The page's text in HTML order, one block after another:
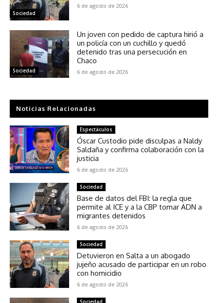
Sociedad
6 de agosto de 2026
Sociedad
Un joven con pedido de captura hirió a
un policía con un cuchillo y quedó
detenido tras una persecución en
Chaco
6 de agosto de 2026
Noticias Relacionadas
Espectáculos
Óscar Custodio pide disculpas a Naldy
Saldaña y confirma colaboración con la
justicia
6 de agosto de 2026
Sociedad
Base de datos del FBI: la regla que
permite al ICE y a la CBP tomar ADN a
migrantes detenidos
6 de agosto de 2026
Sociedad
Detuvieron en Salta a un abogado
jujeño acusado de participar en un robo
con homicidio
6 de agosto de 2026
Sociedad